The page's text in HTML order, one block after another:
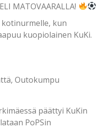
MATOVAARALLA!
kotinurmelle, kun
kuopiolainen KuKi.
Outokumpu
päättyi KuKin
PoPSin